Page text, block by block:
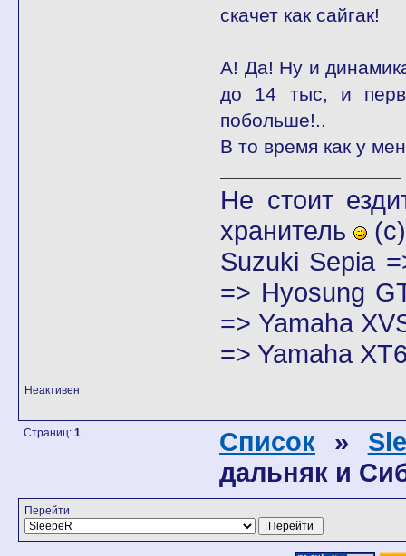
скачет как сайгак!
А! Да! Ну и
до 14 тыс, и
побольше!..
В то время как у
Не стоит
хранитель
(с)
Suzuki Sepia
=> Hyosung
=> Yamaha
=> Yamaha
Неактивен
Страниц: 1 Список »
дальняк и
Перейти